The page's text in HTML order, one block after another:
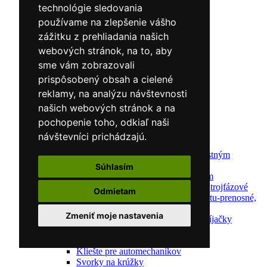
technológie sledovania
používame na zlepšenie vášho
zážitku z prehliadania našich
webových stránok, na to, aby
sme vám zobrazovali
prispôsobený obsah a cielené
reklamy, na analýzu návštevnosti
našich webových stránok a na
pochopenie toho, odkiaľ naši
návštevníci prichádzajú.
Súhlasím
Odmietam
Zmeniť moje nastavenia
Predohrev / Žíhanie
Polohovacie systémy
Indukčný ohrev
Auto náradie a vybavenie servisov
Lakernícke stojany
Nabíjačky a testery
Navijaky
Navijaky ručné
Navijaky elektrické
Reťazové kladkostroje
Náradie pre uloženie brzdového systému
Nástroje pre autookná
Nabíjačky/Štartéry
Automatické nabíjačky
Automatické nabíjačky s bezpečnostným
automatickým štartom
Nabíjačky/Štartéry s bezpečnostným
automatickým štartom-jednofázové,trojfázové
Dielenské nabíjačky s funkciou štartu-prenosné,
Mikroprocesorové automatické nabíjačky
Dielenské nabíjačky
Kliešte pre automechanikov
Svorky na krúžky